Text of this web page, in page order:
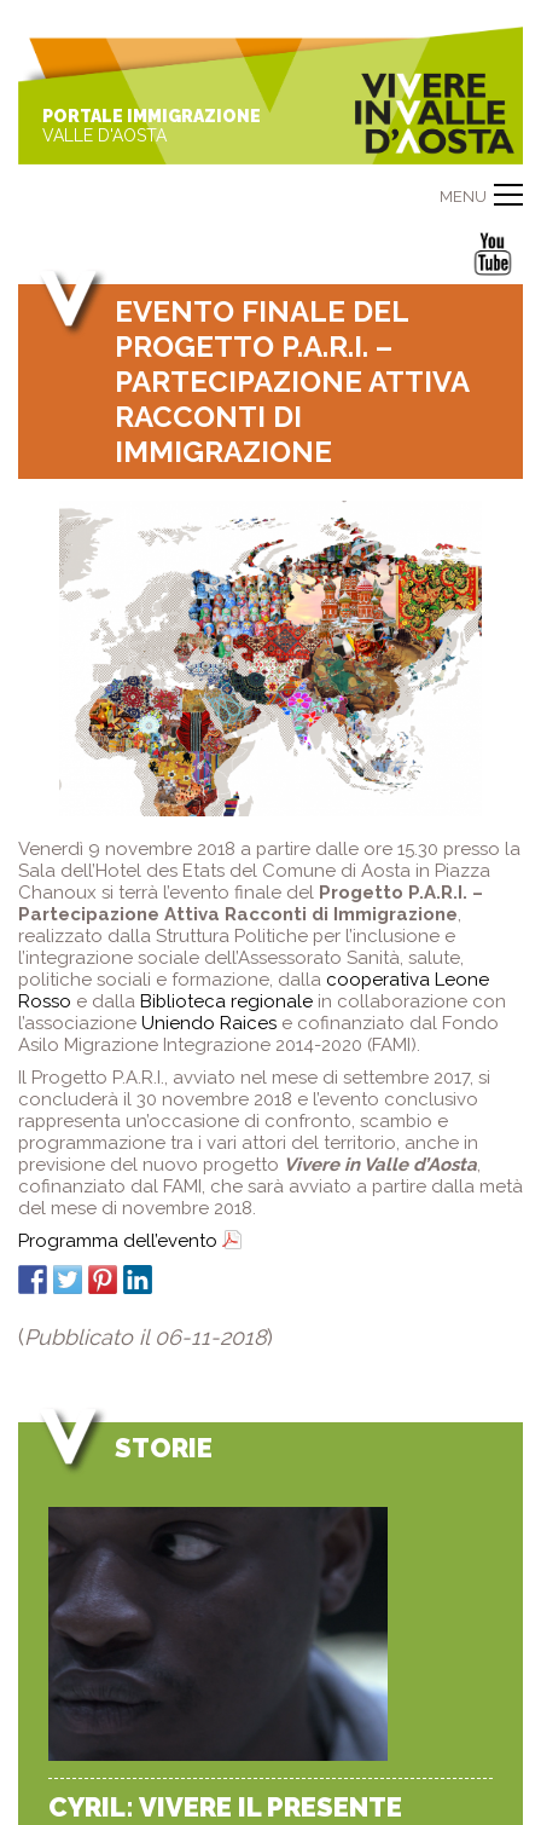
PORTALE IMMIGRAZIONE
VALLE D'AOSTA
MENU
EVENTO FINALE DEL
PROGETTO P.A.R.I. –
PARTECIPAZIONE ATTIVA
RACCONTI DI
IMMIGRAZIONE
Venerdì 9 novembre 2018 a partire dalle ore 15.30 presso la
Sala dell’Hotel des Etats del Comune di Aosta in Piazza
Chanoux si terrà l’evento finale del Progetto P.A.R.I. –
Partecipazione Attiva Racconti di Immigrazione,
realizzato dalla Struttura Politiche per l’inclusione e
l’integrazione sociale dell’Assessorato Sanità, salute,
politiche sociali e formazione, dalla cooperativa Leone
Rosso e dalla Biblioteca regionale in collaborazione con
l’associazione Uniendo Raices e cofinanziato dal Fondo
Asilo Migrazione Integrazione 2014-2020 (FAMI).
Il Progetto P.A.R.I., avviato nel mese di settembre 2017, si
concluderà il 30 novembre 2018 e l’evento conclusivo
rappresenta un’occasione di confronto, scambio e
programmazione tra i vari attori del territorio, anche in
previsione del nuovo progetto Vivere in Valle d’Aosta,
cofinanziato dal FAMI, che sarà avviato a partire dalla metà
del mese di novembre 2018.
Programma dell’evento
(Pubblicato il 06-11-2018)
STORIE
CYRIL: VIVERE IL PRESENTE